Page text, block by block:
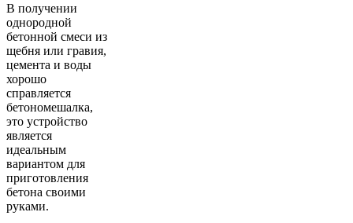
В получении
однородной
бетонной смеси из
щебня или гравия,
цемента и воды
хорошо
справляется
бетономешалка,
это устройство
является
идеальным
вариантом для
приготовления
бетона своими
руками.